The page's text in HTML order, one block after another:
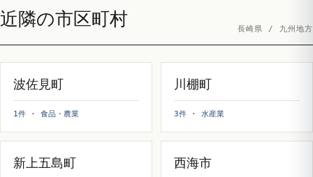
近隣の市区町村 長崎県 / 九州地方
波佐見町
1件 · 食品・農業
川棚町
3件 · 水産業
新上五島町 西海市